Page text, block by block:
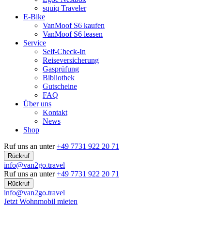
squiq Traveler
E-Bike
VanMoof S6 kaufen
VanMoof S6 leasen
Service
Self-Check-In
Reiseversicherung
Gasprüfung
Bibliothek
Gutscheine
FAQ
Über uns
Kontakt
News
Shop
Ruf uns an unter+49 7731 922 20 71
Rückruf
info@van2go.travel
Ruf uns an unter+49 7731 922 20 71
Rückruf
info@van2go.travel
Jetzt Wohnmobil mieten